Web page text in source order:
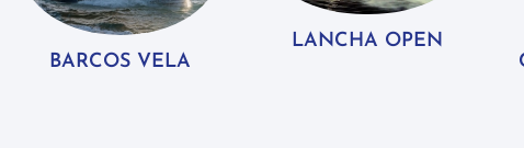
BARCOS VELA
LANCHA OPEN